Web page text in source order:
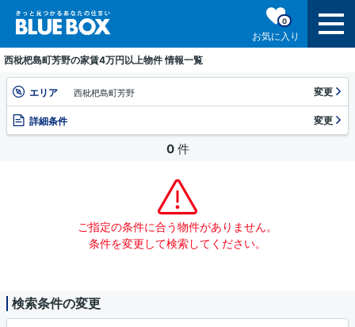
お気に入り
0
西枇杷島町芳野の家賃4万円以上物件 情報一覧
エリア 西枇杷島町芳野 変更
詳細条件 変更
0 件
ご指定の条件に合う物件がありません。
条件を変更して検索してください。
検索条件の変更